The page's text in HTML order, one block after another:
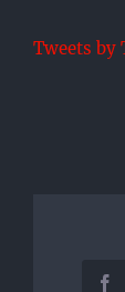
Tweets by